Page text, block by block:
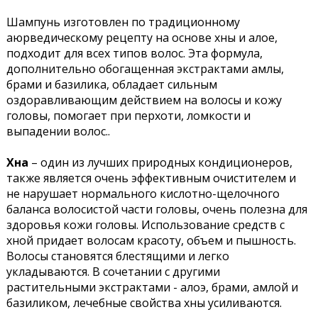
Шампунь изготовлен по традиционному
аюрведическому рецепту на основе хны и алое,
подходит для всех типов волос. Эта формула,
дополнительно обогащенная экстрактами амлы,
брами и базилика, обладает сильным
оздоравливающим действием на волосы и кожу
головы, помогает при перхоти, ломкости и
выпадении волос..
Хна – один из лучших природных кондиционеров,
также является очень эффективным очистителем и
не нарушает нормального кислотно-щелочного
баланса волосистой части головы, очень полезна для
здоровья кожи головы. Использование средств с
хной придает волосам красоту, объем и пышность.
Волосы становятся блестящими и легко
укладываются. В сочетании с другими
растительными экстрактами - алоэ, брами, амлой и
базиликом, лечебные свойства хны усиливаются.